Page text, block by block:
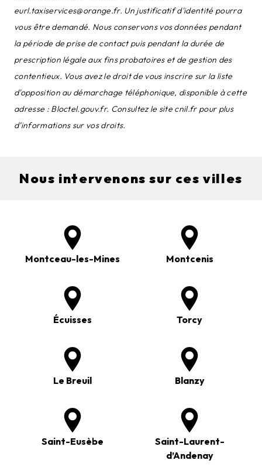
eurl.taxiservices@orange.fr. Un justificatif d'identité pourra
vous être demandé. Nous conservons vos données pendant
la période de prise de contact puis pendant la durée de
prescription légale aux fins probatoires et de gestion des
contentieux. Vous avez le droit de vous inscrire sur la liste
d'opposition au démarchage téléphonique, disponible à cette
adresse : Bloctel.gouv.fr. Consultez le site cnil.fr pour plus
d’informations sur vos droits.
Nous intervenons sur ces villes
Montceau-les-Mines Montcenis
Écuisses Torcy
Le Breuil Blanzy
Saint-Eusèbe
Saint-Laurent-
d’Andenay